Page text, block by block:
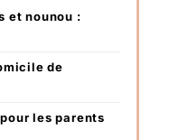
et nounou :
de
les parents